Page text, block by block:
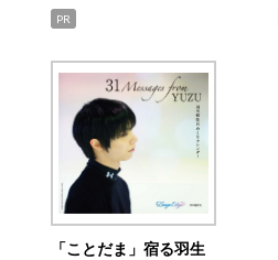
PR
「ことだま」宿る羽生